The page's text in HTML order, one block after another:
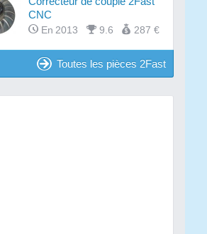
CNC
En 2013 9.6 287 €
Toutes les pièces 2Fast